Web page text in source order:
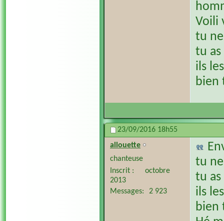
Voili
tu
tu
ils
bien
23/09/2016 18h55
allouette
chanteuse
Inscrit
octobre
2013
Messages
2 923
tu
tu
ils
bien